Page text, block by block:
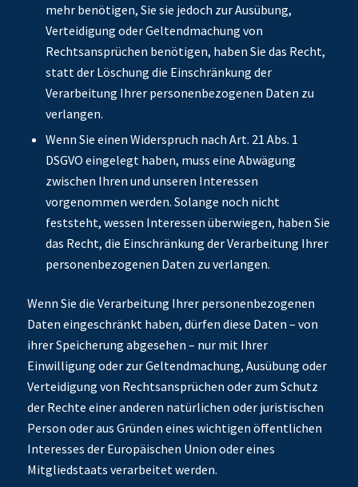
mehr benötigen, Sie sie jedoch zur Ausübung,
Verteidigung oder Geltendmachung von
Rechtsansprüchen benötigen, haben Sie das Recht,
statt der Löschung die Einschränkung der
Verarbeitung Ihrer personenbezogenen Daten zu
verlangen.
Wenn Sie einen Widerspruch nach Art. 21 Abs. 1
DSGVO eingelegt haben, muss eine Abwägung
zwischen Ihren und unseren Interessen
vorgenommen werden. Solange noch nicht
feststeht, wessen Interessen überwiegen, haben Sie
das Recht, die Einschränkung der Verarbeitung Ihrer
personenbezogenen Daten zu verlangen.
Wenn Sie die Verarbeitung Ihrer personenbezogenen
Daten eingeschränkt haben, dürfen diese Daten – von
ihrer Speicherung abgesehen – nur mit Ihrer
Einwilligung oder zur Geltendmachung, Ausübung oder
Verteidigung von Rechtsansprüchen oder zum Schutz
der Rechte einer anderen natürlichen oder juristischen
Person oder aus Gründen eines wichtigen öffentlichen
Interesses der Europäischen Union oder eines
Mitgliedstaats verarbeitet werden.